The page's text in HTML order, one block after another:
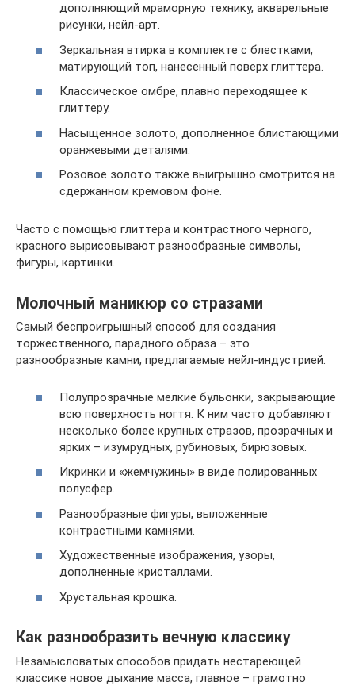
дополняющий мраморную технику, акварельные
рисунки, нейл-арт.
Зеркальная втирка в комплекте с блестками,
матирующий топ, нанесенный поверх глиттера.
Классическое омбре, плавно переходящее к
глиттеру.
Насыщенное золото, дополненное блистающими
оранжевыми деталями.
Розовое золото также выигрышно смотрится на
сдержанном кремовом фоне.
Часто с помощью глиттера и контрастного черного,
красного вырисовывают разнообразные символы,
фигуры, картинки.
Молочный маникюр со стразами
Самый беспроигрышный способ для создания
торжественного, парадного образа – это
разнообразные камни, предлагаемые нейл-индустрией.
Полупрозрачные мелкие бульонки, закрывающие
всю поверхность ногтя. К ним часто добавляют
несколько более крупных стразов, прозрачных и
ярких – изумрудных, рубиновых, бирюзовых.
Икринки и «жемчужины» в виде полированных
полусфер.
Разнообразные фигуры, выложенные
контрастными камнями.
Художественные изображения, узоры,
дополненные кристаллами.
Хрустальная крошка.
Как разнообразить вечную классику
Незамысловатых способов придать нестареющей
классике новое дыхание масса, главное – грамотно